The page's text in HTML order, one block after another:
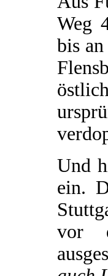
Weg
bis
Und
ein.
vor